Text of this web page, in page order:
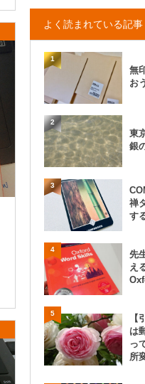
よく読まれている記事
1
無
お
2
東
銀
3
禅
す
4
先
え
5
は
っ
所